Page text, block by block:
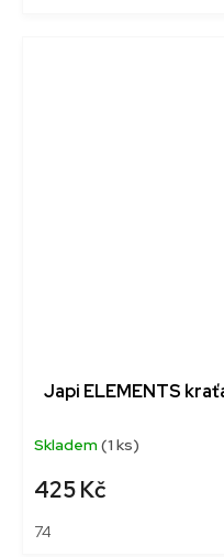
Japi ELEMENTS
Skladem(1 ks)
425 Kč
74